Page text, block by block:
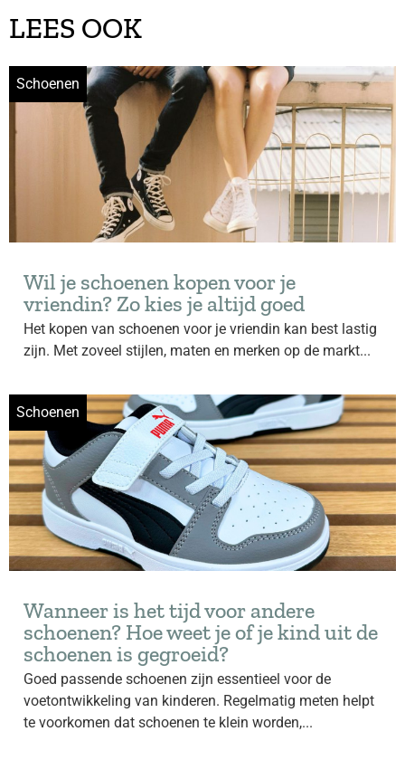
LEES OOK
Schoenen
Wil je schoenen kopen voor je
vriendin? Zo kies je altijd goed
Het kopen van schoenen voor je vriendin kan best lastig
zijn. Met zoveel stijlen, maten en merken op de markt...
Schoenen
Wanneer is het tijd voor andere
schoenen? Hoe weet je of je kind uit de
schoenen is gegroeid?
Goed passende schoenen zijn essentieel voor de
voetontwikkeling van kinderen. Regelmatig meten helpt
te voorkomen dat schoenen te klein worden,...